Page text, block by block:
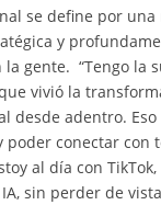
se define por una
y
la gente. “Tengo la
vivió la
desde adentro.
poder conectar con
al día con TikTok,
sin perder de